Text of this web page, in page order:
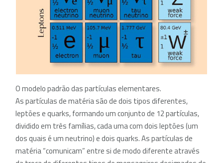
O modelo padrão das partículas elementares.
As partículas de matéria são de dois tipos diferentes,
leptões e quarks, formando um conjunto de 12 partículas,
dividido em três famílias, cada uma com dois leptões (um
dos quais é um neutrino) e dois quarks. As partículas de
matéria “comunicam” entre si de modo diferente através